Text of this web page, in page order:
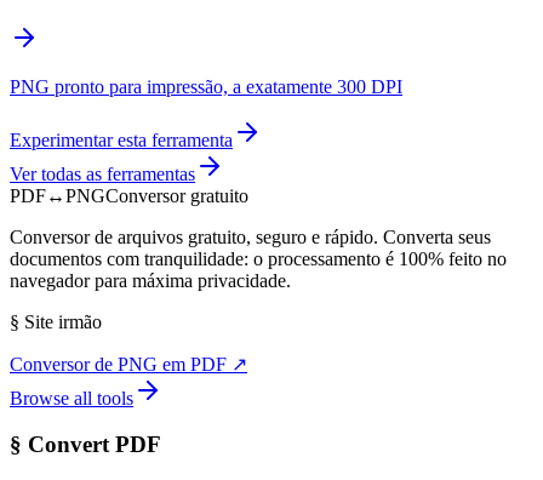
PNG pronto para impressão, a exatamente 300 DPI
Experimentar esta ferramenta
Ver todas as ferramentas
PDF↔PNGConversor gratuito
Conversor de arquivos gratuito, seguro e rápido. Converta seus
documentos com tranquilidade: o processamento é 100% feito no
navegador para máxima privacidade.
§ Site irmão
Conversor de PNG em PDF ↗
Browse all tools
§ Convert PDF